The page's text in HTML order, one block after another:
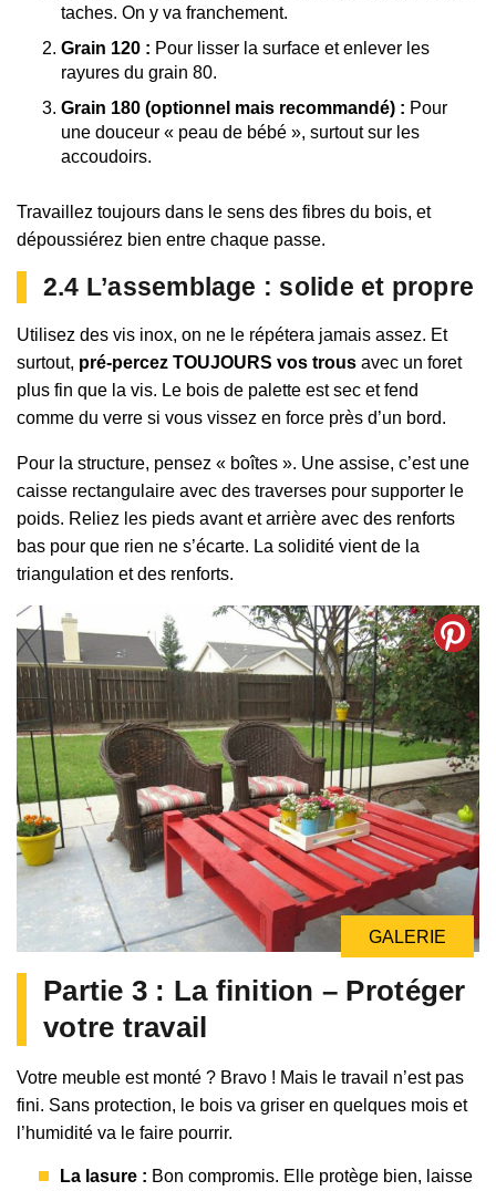
taches. On y va franchement.
Grain 120 : Pour lisser la surface et enlever les
rayures du grain 80.
Grain 180 (optionnel mais recommandé) : Pour
une douceur « peau de bébé », surtout sur les
accoudoirs.
Travaillez toujours dans le sens des fibres du bois, et
dépoussiérez bien entre chaque passe.
2.4 L’assemblage : solide et propre
Utilisez des vis inox, on ne le répétera jamais assez. Et
surtout, pré-percez TOUJOURS vos trous avec un foret
plus fin que la vis. Le bois de palette est sec et fend
comme du verre si vous vissez en force près d’un bord.
Pour la structure, pensez « boîtes ». Une assise, c’est une
caisse rectangulaire avec des traverses pour supporter le
poids. Reliez les pieds avant et arrière avec des renforts
bas pour que rien ne s’écarte. La solidité vient de la
triangulation et des renforts.
GALERIE
GALERIE
Partie 3 : La finition – Protéger
votre travail
Votre meuble est monté ? Bravo ! Mais le travail n’est pas
fini. Sans protection, le bois va griser en quelques mois et
l’humidité va le faire pourrir.
La lasure : Bon compromis. Elle protège bien, laisse